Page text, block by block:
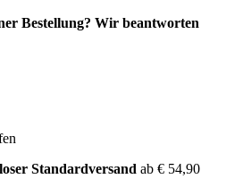
Bestellung? Wir beantworten
Standardversand ab € 54,90